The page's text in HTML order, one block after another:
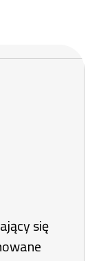
się